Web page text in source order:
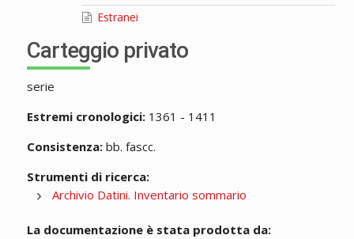
Estranei
Carteggio privato
serie
Estremi cronologici:1361 - 1411
Consistenza:bb. fascc.
Strumenti di ricerca:
Archivio Datini. Inventario sommario
La documentazione è stata prodotta da: